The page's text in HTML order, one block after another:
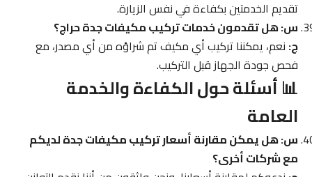
تقديم الخدمتين بكفاءة في نفس الزيارة.
س: هل تقدمون خدمات تركيب مكيفات جدة حراج؟
ج: نعم، يمكننا تركيب أي مكيف تم شراؤه من أي مصدر، مع
فحص جودة الجهاز قبل التركيب.
📊 أسئلة حول الكفاءة والخدمة
العامة
س: هل يمكن مقارنة أسعار تركيب مكيفات جدة لديكم
مع شركات أخرى؟